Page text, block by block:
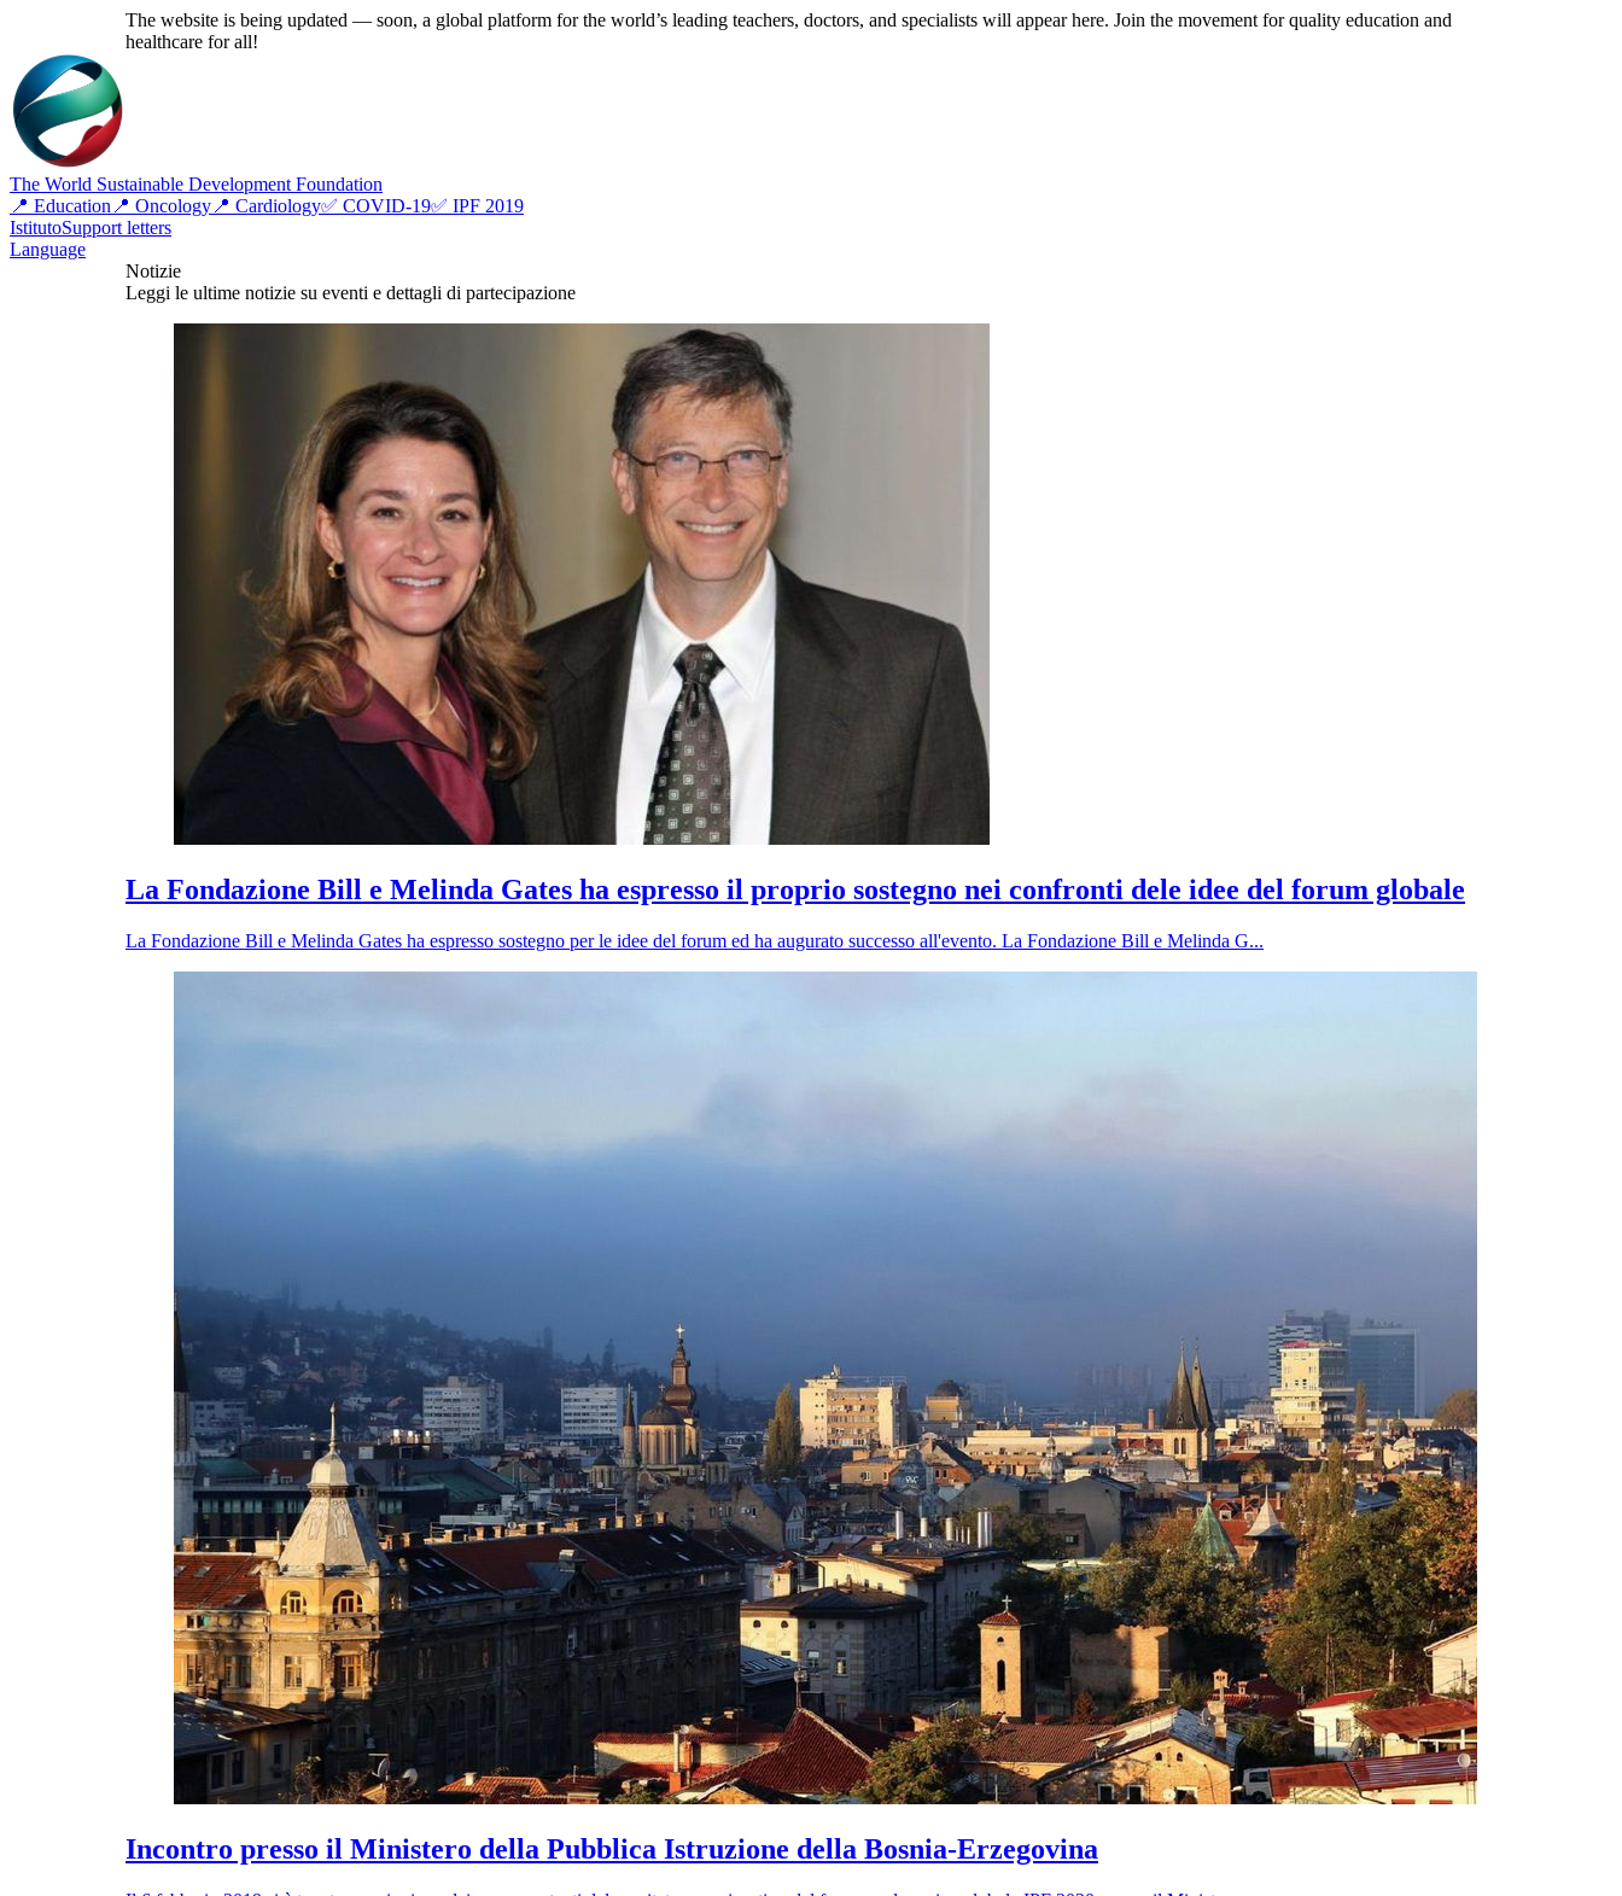
The website is being updated — soon, a global platform for the world’s leading teachers, doctors, and specialists will appear here. Join the movement for quality education and
healthcare for all!
The World Sustainable Development Foundation
📍 Education 📍 Oncology 📍 Cardiology✅ COVID-19✅ IPF 2019
IstitutoSupport letters
Language
Notizie
Leggi le ultime notizie su eventi e dettagli di partecipazione
La Fondazione Bill e Melinda Gates ha espresso il proprio sostegno nei confronti dele idee del forum globale
La Fondazione Bill e Melinda Gates ha espresso sostegno per le idee del forum ed ha augurato successo all'evento. La Fondazione Bill e Melinda G...
Incontro presso il Ministero della Pubblica Istruzione della Bosnia-Erzegovina